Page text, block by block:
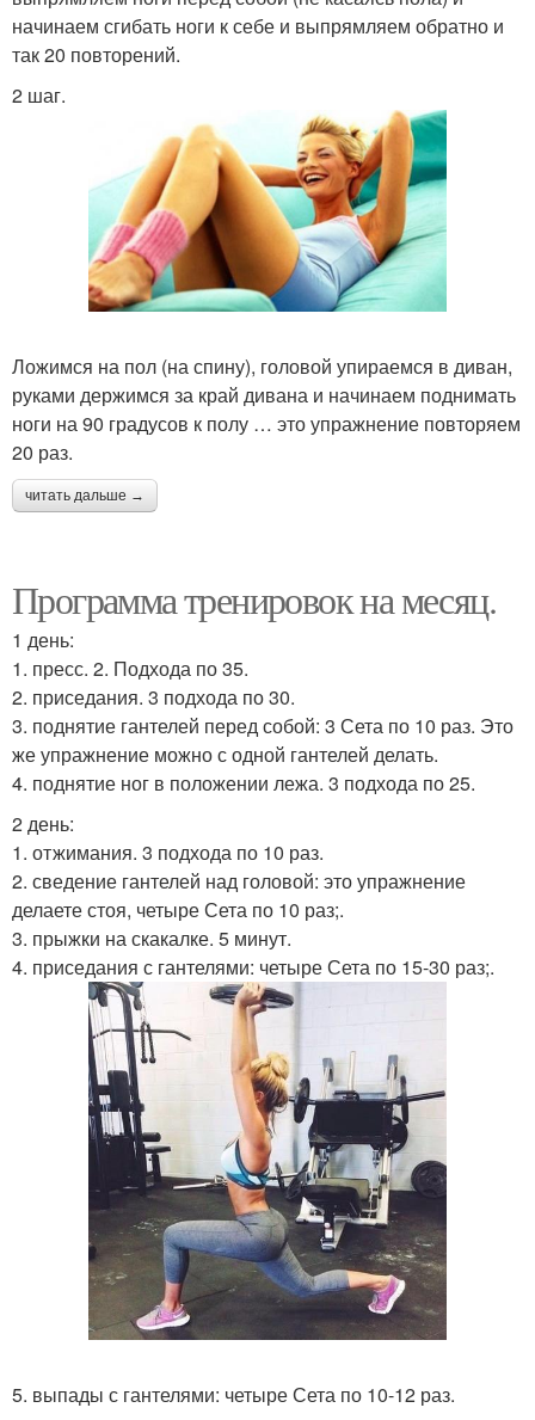
начинаем сгибать ноги к себе и выпрямляем обратно и
так 20 повторений.
2 шаг.
Ложимся на пол (на спину), головой упираемся в диван,
руками держимся за край дивана и начинаем поднимать
ноги на 90 градусов к полу … это упражнение повторяем
20 раз.
читать дальше →
Программа тренировок на месяц.
1 день:
1. пресс. 2. Подхода по 35.
2. приседания. 3 подхода по 30.
3. поднятие гантелей перед собой: 3 Сета по 10 раз. Это
же упражнение можно с одной гантелей делать.
4. поднятие ног в положении лежа. 3 подхода по 25.
2 день:
1. отжимания. 3 подхода по 10 раз.
2. сведение гантелей над головой: это упражнение
делаете стоя, четыре Сета по 10 раз;.
3. прыжки на скакалке. 5 минут.
4. приседания с гантелями: четыре Сета по 15-30 раз;.
5. выпады с гантелями: четыре Сета по 10-12 раз.